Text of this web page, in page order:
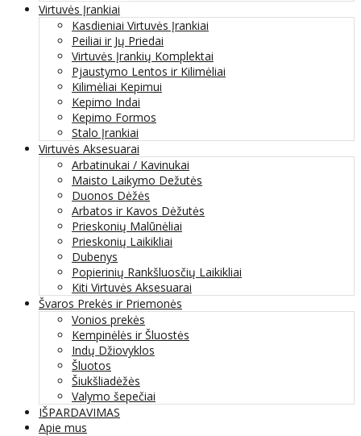
Virtuvės Įrankiai
Kasdieniai Virtuvės Įrankiai
Peiliai ir Jų Priedai
Virtuvės Įrankių Komplektai
Pjaustymo Lentos ir Kilimėliai
Kilimėliai Kepimui
Kepimo Indai
Kepimo Formos
Stalo Įrankiai
Virtuvės Aksesuarai
Arbatinukai / Kavinukai
Maisto Laikymo Dežutės
Duonos Dėžės
Arbatos ir Kavos Dėžutės
Prieskonių Malūnėliai
Prieskonių Laikikliai
Dubenys
Popierinių Rankšluosčių Laikikliai
Kiti Virtuvės Aksesuarai
Švaros Prekės ir Priemonės
Vonios prekės
Kempinėlės ir Šluostės
Indų Džiovyklos
Šluotos
Šiukšliadėžės
Valymo šepečiai
IŠPARDAVIMAS
Apie mus